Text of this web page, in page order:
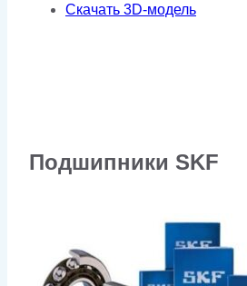
Скачать 3D-модель
Подшипники SKF